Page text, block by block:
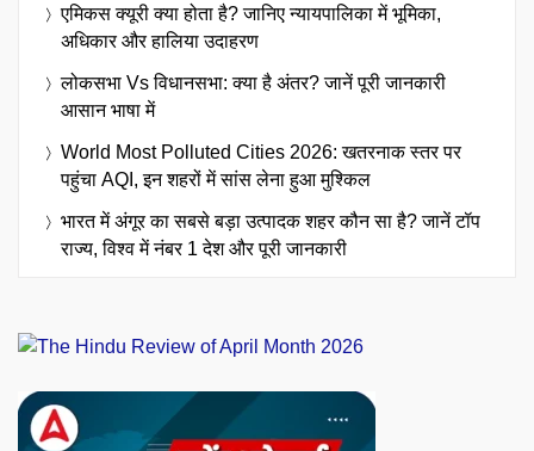
एमिकस क्यूरी क्या होता है? जानिए न्यायपालिका में भूमिका,
अधिकार और हालिया उदाहरण
लोकसभा Vs विधानसभा: क्या है अंतर? जानें पूरी जानकारी
आसान भाषा में
World Most Polluted Cities 2026: खतरनाक स्तर पर
पहुंचा AQI, इन शहरों में सांस लेना हुआ मुश्किल
भारत में अंगूर का सबसे बड़ा उत्पादक शहर कौन सा है? जानें टॉप
राज्य, विश्व में नंबर 1 देश और पूरी जानकारी